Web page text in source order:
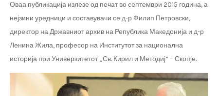
Оваа публикација излезе од печат во септември 2015 година, а
нејзини уредници и составувачи се д-р Филип Петровски,
директор на Државниот архив на Република Македонија и д-р
Ленина Жила, професор на Институтот за национална
историја при Универзитетот „Св. Кирил и Методиј“ – Скопје.